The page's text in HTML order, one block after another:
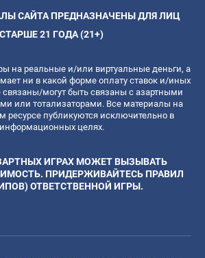
САЙТА ПРЕДНАЗНАЧЕНЫ ДЛЯ ЛИЦ
СТАРШЕ 21 ГОДА (21+)
на реальные и/или виртуальные деньги, а
ни в какой форме оплату ставок и/иных
связаны/могут быть связаны с азартными
или тотализаторами. Все материалы на
ресурсе публикуются исключительно в
информационных целях.
ИГРАХ МОЖЕТ ВЫЗЫВАТЬ
ПРИДЕРЖИВАЙТЕСЬ ПРАВИЛ
ОТВЕТСТВЕННОЙ ИГРЫ.